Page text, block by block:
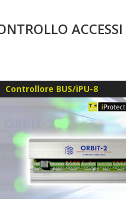
Controllore BUS/iPU-8